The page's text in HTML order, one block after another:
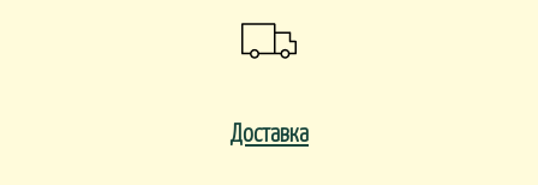
Доставка